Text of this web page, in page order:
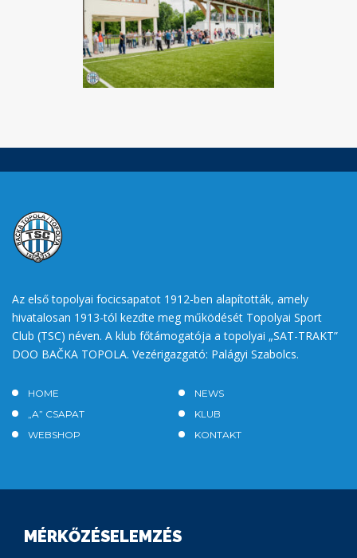
Az első topolyai focicsapatot 1912-ben alapították, amely
hivatalosan 1913-tól kezdte meg működését Topolyai Sport
Club (TSC) néven. A klub főtámogatója a topolyai „SAT-TRAKT”
DOO BAČKA TOPOLA. Vezérigazgató: Palágyi Szabolcs.
HOME
NEWS
„A” CSAPAT
KLUB
WEBSHOP
KONTAKT
MÉRKŐZÉSELEMZÉS